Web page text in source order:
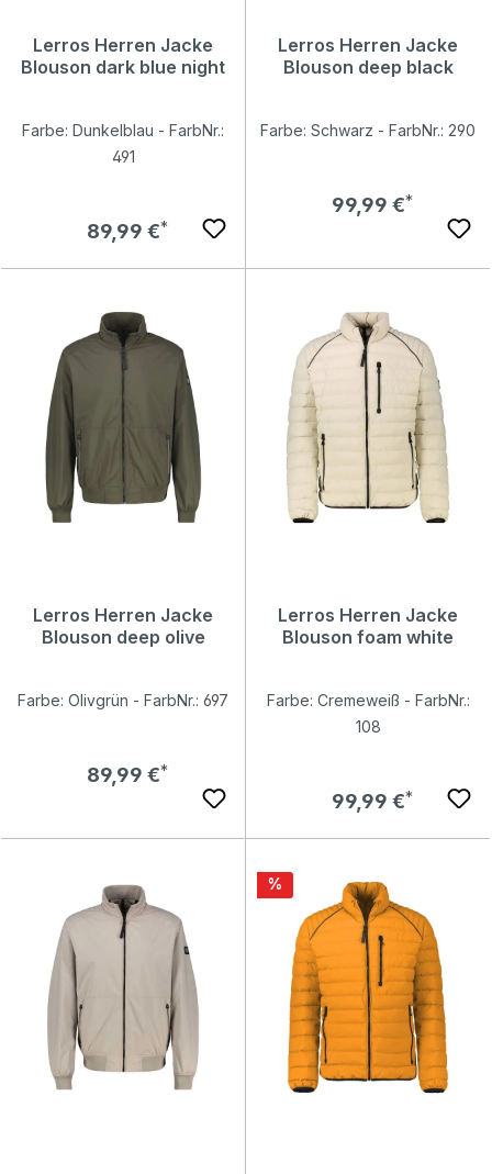
Lerros Herren Jacke
Blouson dark blue night
Farbe: Dunkelblau - FarbNr.:
491
Regulärer Preis:
89,99 €
Lerros Herren Jacke
Blouson deep black
Farbe: Schwarz - FarbNr.: 290
Regulärer Preis:
99,99 €
Lerros Herren Jacke
Blouson deep olive
Farbe: Olivgrün - FarbNr.: 697
Regulärer Preis:
89,99 €
Lerros Herren Jacke
Blouson foam white
Farbe: Cremeweiß - FarbNr.:
108
Regulärer Preis:
99,99 €
Rabatt
%